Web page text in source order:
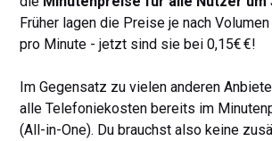
Früher lagen die Preise je nach
pro Minute - jetzt sind sie bei 0,15€ €!
Im Gegensatz zu vielen anderen
alle Telefoniekosten bereits im
(All-in-One). Du brauchst also keine